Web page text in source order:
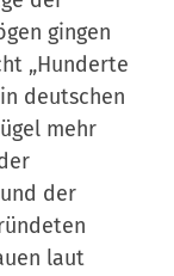
gingen
„Hunderte
deutschen
mehr
der
laut